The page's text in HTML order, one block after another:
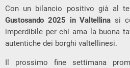
Con un bilancio positivo già al
Gustosando 2025 in Valtellinasi
imperdibile per chi ama la buona
autentiche dei borghi valtellinesi.
Il prossimo fine settimana